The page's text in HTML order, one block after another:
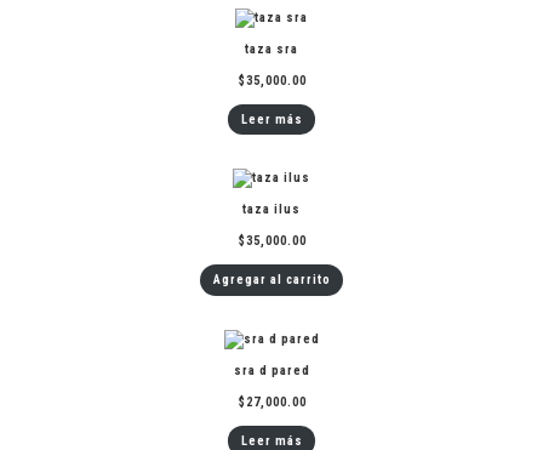
taza sra
$35,000.00
Leer más
taza ilus
$35,000.00
Agregar al carrito
sra d pared
$27,000.00
Leer más